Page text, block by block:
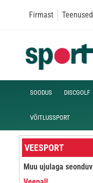
Firmast Teenused
SOODUS DISCGOLF
VÕITLUSSPORT
VEESPORT
Muu ujulaga seonduv